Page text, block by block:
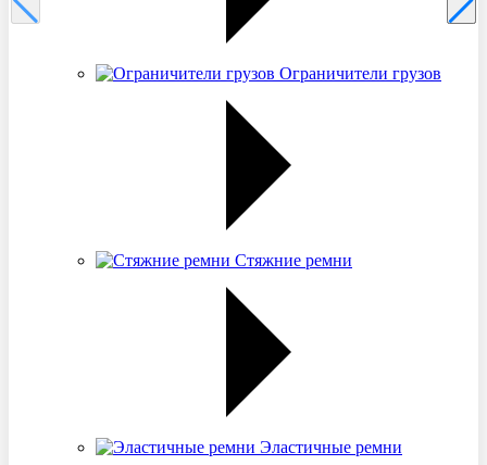
Ограничители грузов
Стяжние ремни
Эластичные ремни